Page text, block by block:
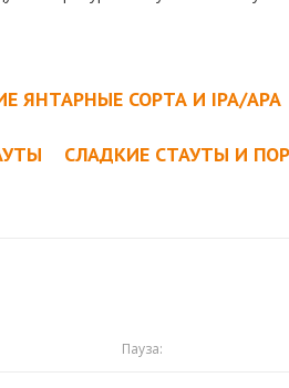
ЯНТАРНЫЕ СОРТА И IPA/APA
СЛАДКИЕ СТАУТЫ И
Пауза: